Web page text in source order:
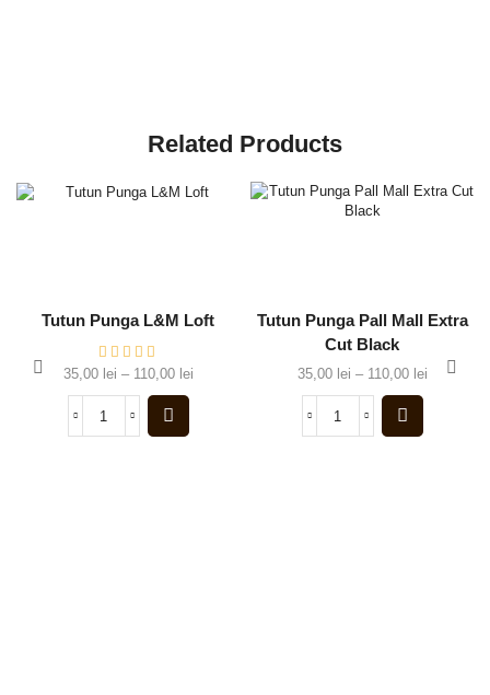
Related Products
Tutun Punga L&M Loft
35,00 lei – 110,00 lei
Tutun Punga Pall Mall Extra
Cut Black
35,00 lei – 110,00 lei